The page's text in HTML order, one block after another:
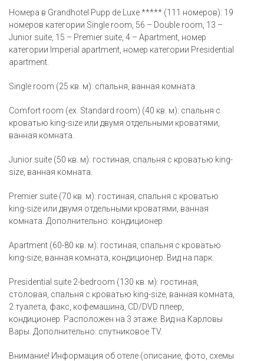
Номера в Grandhotel Pupp de Luxe ***** (111 номеров): 19
номеров категории Single room, 56 – Double room, 13 –
Junior suite, 15 – Premier suite, 4 – Apartment, номер
категории Imperial apartment, номер категории Presidential
apartment.
Single room (25 кв. м): спальня, ванная комната.
Comfort room (ex. Standard room) (40 кв. м): спальня с
кроватью king-size или двумя отдельными кроватями,
ванная комната.
Junior suite (50 кв. м): гостиная, спальня с кроватью king-
size, ванная комната.
Premier suite (70 кв. м): гостиная, спальня с кроватью
king-size или двумя отдельными кроватями, ванная
комната. Дополнительно: кондиционер.
Apartment (60-80 кв. м): гостиная, спальня с кроватью
king-size, ванная комната, кондиционер. Вид на парк.
Presidential suite 2-bedroom (130 кв. м): гостиная,
столовая, спальня с кроватью king-size, ванная комната,
2 туалета, факс, кофемашина, CD/DVD плеер,
кондиционер. Расположен на 3 этаже. Вид на Карловы
Вары. Дополнительно: спутниковое TV.
Внимание! Информация об отеле (описание, фото, схемы